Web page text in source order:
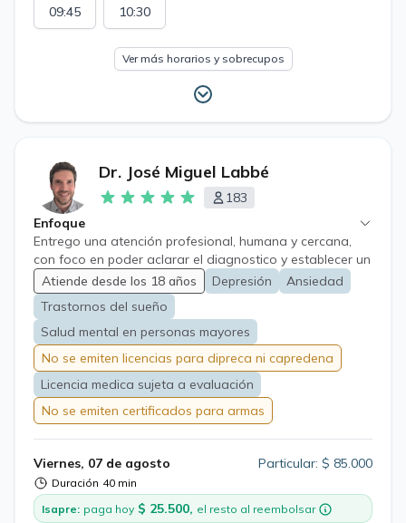
09:45 10:30
Ver más horarios y sobrecupos
Dr. José Miguel Labbé
183
Enfoque
Entrego una atención profesional, humana y cercana,
con foco en poder aclarar el diagnostico y establecer un
tratamiento que entregue alivio y ayuda al paciente.
Atiende desde los 18 años Depresión
Ansiedad
Trastornos del sueño
Salud mental en personas mayores
No se emiten licencias para dipreca ni capredena
Licencia medica sujeta a evaluación
No se emiten certificados para armas
Viernes, 07 de agosto
Duración 40 min
Particular: $ 85.000
Isapre: paga hoy $ 25.500, el resto al reembolsar